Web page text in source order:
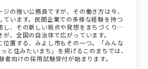
ジの強い公務員ですが、その働き方は今、
ています。民間企業での多様な経験を持つ
し、その新しい視点や発想をまちづくりに
、全国の自治体で広がっています。
位置する、みよし市もその一つ。「みんな
と住みたいまち」を掲げるこのまちでは、
者向けの採用試験受付が始まります。